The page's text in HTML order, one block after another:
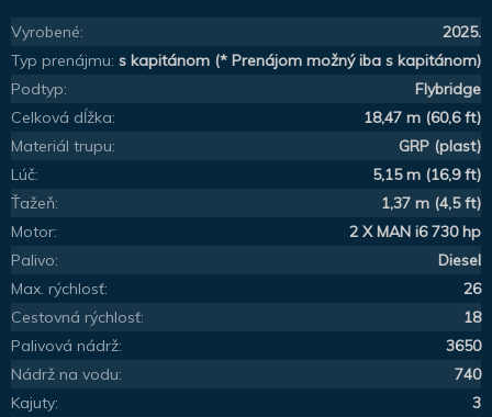
Vyrobené:
2025.
Typ prenájmu: s kapitánom (* Prenájom možný iba s kapitánom)
Podtyp:
Flybridge
Celková dĺžka:
18,47 m (60,6 ft)
Materiál trupu:
GRP (plast)
Lúč:
5,15 m (16,9 ft)
Ťažeň:
1,37 m (4,5 ft)
Motor:
2 X MAN i6 730 hp
Palivo:
Diesel
Max. rýchlosť:
26
Cestovná rýchlosť:
18
Palivová nádrž:
3650
Nádrž na vodu:
740
Kajuty:
3